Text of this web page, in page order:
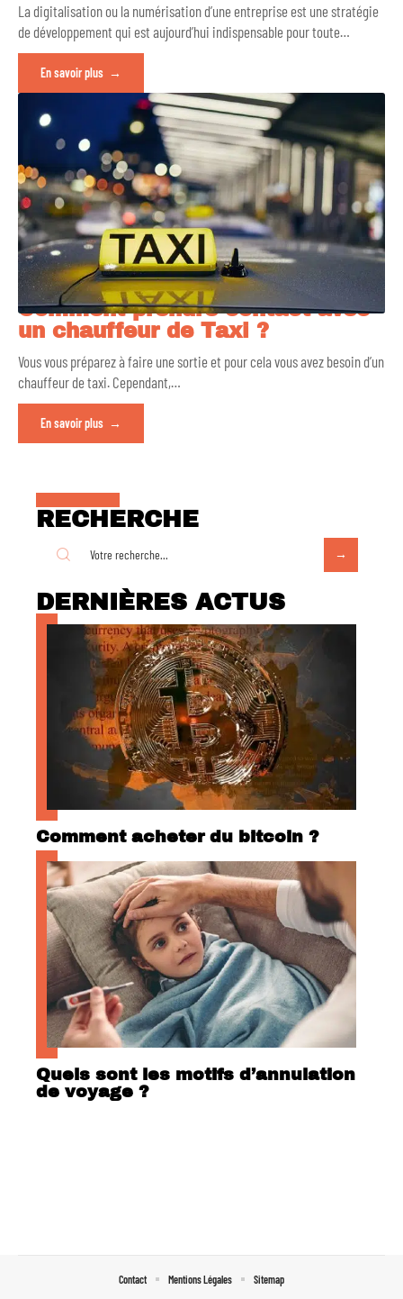
La digitalisation ou la numérisation d’une entreprise est une stratégie
de développement qui est aujourd’hui indispensable pour toute…
En savoir plus
Comment prendre contact avec
un chauffeur de Taxi ?
Vous vous préparez à faire une sortie et pour cela vous avez besoin d’un
chauffeur de taxi. Cependant,…
En savoir plus
RECHERCHE
DERNIÈRES ACTUS
Comment acheter du bitcoin ?
Quels sont les motifs d’annulation
de voyage ?
Contact Mentions Légales Sitemap